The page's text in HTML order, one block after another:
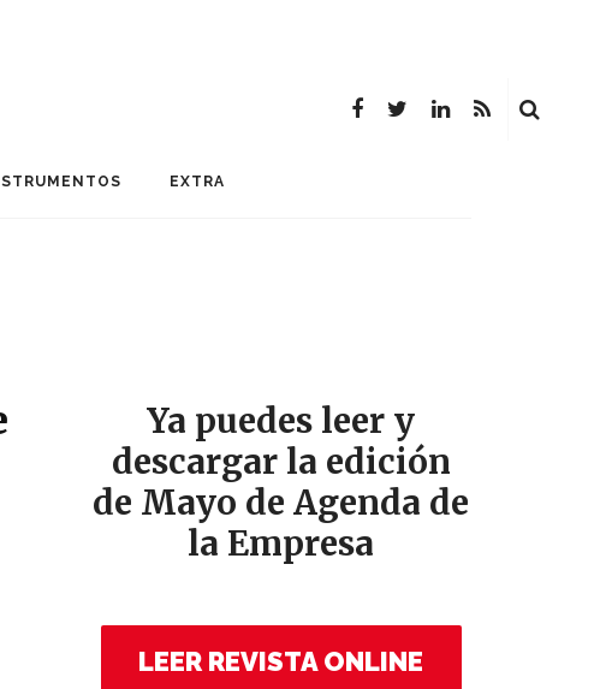
EXTRA
Ya puedes leer y
descargar la edición
de Mayo de Agenda de
la Empresa
LEER REVISTA ONLINE